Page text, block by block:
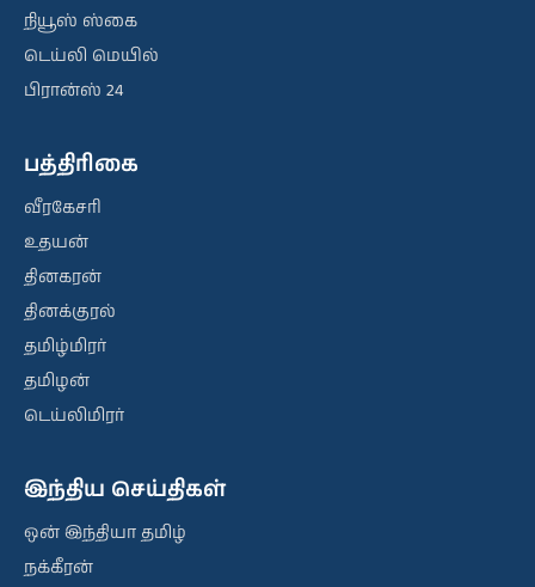
நியூஸ் ஸ்கை
டெய்லி மெயில்
பிரான்ஸ் 24
பத்திரிகை
வீரகேசரி
உதயன்
தினகரன்
தினக்குரல்
தமிழ்மிரர்
தமிழன்
டெய்லிமிரர்
இந்திய செய்திகள்
ஒன் இந்தியா தமிழ்
நக்கீரன்